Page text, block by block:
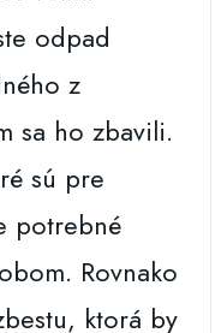
odpad
z
sa ho zbavili.
sú pre
potrebné
Rovnako
ktorá by